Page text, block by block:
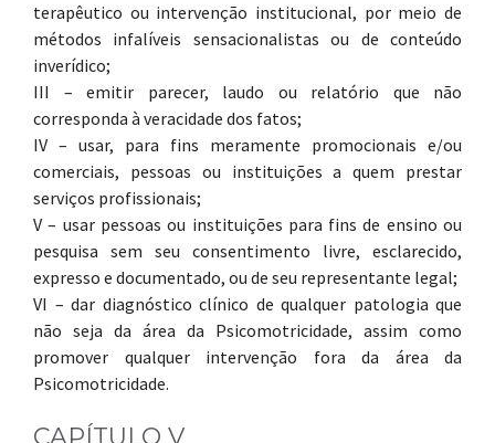
terapêutico ou intervenção institucional, por meio de
métodos infalíveis sensacionalistas ou de conteúdo
inverídico;
III – emitir parecer, laudo ou relatório que não
corresponda à veracidade dos fatos;
IV – usar, para fins meramente promocionais e/ou
comerciais, pessoas ou instituições a quem prestar
serviços profissionais;
V – usar pessoas ou instituições para fins de ensino ou
pesquisa sem seu consentimento livre, esclarecido,
expresso e documentado, ou de seu representante legal;
VI – dar diagnóstico clínico de qualquer patologia que
não seja da área da Psicomotricidade, assim como
promover qualquer intervenção fora da área da
Psicomotricidade.
CAPÍTULO V